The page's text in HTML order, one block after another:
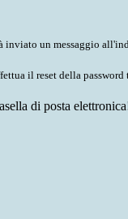
inviato un messaggio
il reset della password
di posta